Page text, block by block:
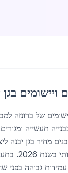
ויישומים בגן
של ברונזה
תעשייה
מחיר בגן יבנה
נשאר
גבוהה בפני